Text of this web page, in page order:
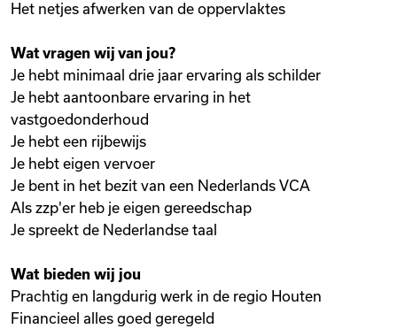
Het netjes afwerken van de oppervlaktes
Wat vragen wij van jou?
Je hebt minimaal drie jaar ervaring als schilder
Je hebt aantoonbare ervaring in het
vastgoedonderhoud
Je hebt een rijbewijs
Je hebt eigen vervoer
Je bent in het bezit van een Nederlands VCA
Als zzp'er heb je eigen gereedschap
Je spreekt de Nederlandse taal
Wat bieden wij jou
Prachtig en langdurig werk in de regio Houten
Financieel alles goed geregeld